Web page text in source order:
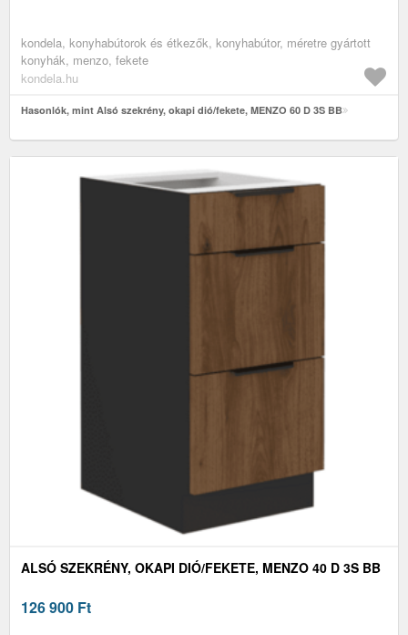
kondela, konyhabútorok és étkezők, konyhabútor, méretre gyártott
konyhák, menzo, fekete
kondela.hu
Hasonlók, mint Alsó szekrény, okapi dió/fekete, MENZO 60 D 3S BB
ALSÓ SZEKRÉNY, OKAPI DIÓ/FEKETE, MENZO 40 D 3S BB
126 900 Ft